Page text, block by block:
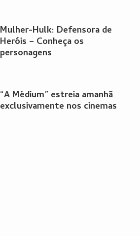
Mulher-Hulk: Defensora de
Heróis – Conheça os
personagens
“A Médium” estreia amanhã
exclusivamente nos cinemas